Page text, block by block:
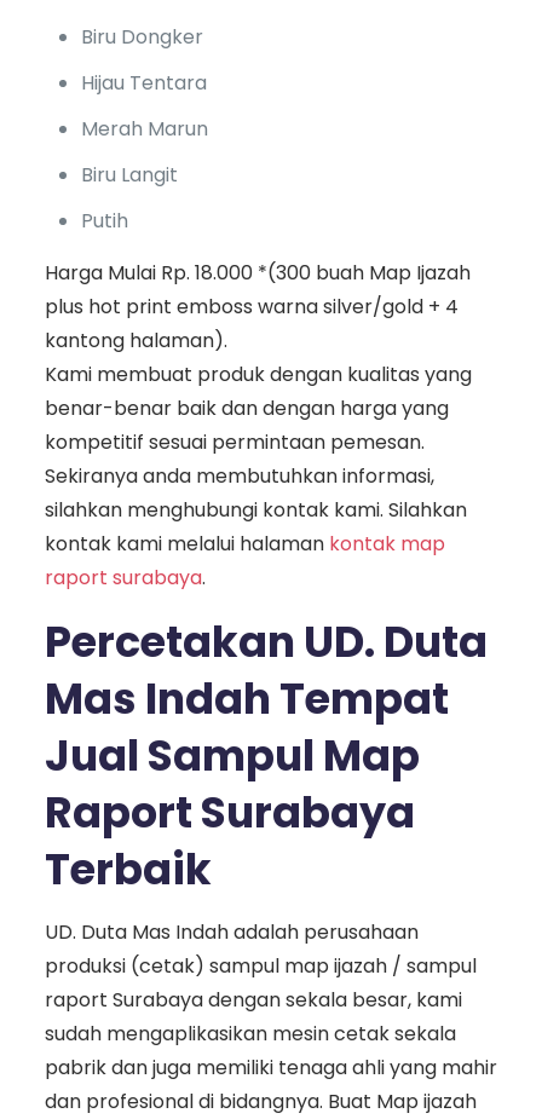
Biru Dongker
Hijau Tentara
Merah Marun
Biru Langit
Putih
Harga Mulai Rp. 18.000 *(300 buah Map Ijazah
plus hot print emboss warna silver/gold + 4
kantong halaman).
Kami membuat produk dengan kualitas yang
benar-benar baik dan dengan harga yang
kompetitif sesuai permintaan pemesan.
Sekiranya anda membutuhkan informasi,
silahkan menghubungi kontak kami. Silahkan
kontak kami melalui halaman kontak map
raport surabaya.
Percetakan UD. Duta
Mas Indah Tempat
Jual Sampul Map
Raport Surabaya
Terbaik
UD. Duta Mas Indah adalah perusahaan
produksi (cetak) sampul map ijazah / sampul
raport Surabaya dengan sekala besar, kami
sudah mengaplikasikan mesin cetak sekala
pabrik dan juga memiliki tenaga ahli yang mahir
dan profesional di bidangnya. Buat Map ijazah